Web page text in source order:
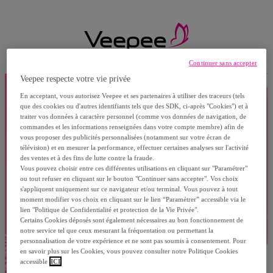
Veepee respecte votre vie privée
En acceptant, vous autorisez Veepee et ses partenaires à utiliser des traceurs (tels
que des cookies ou d'autres identifiants tels que des SDK, ci-après "Cookies") et à
traiter vos données à caractère personnel (comme vos données de navigation, de
commandes et les informations renseignées dans votre compte membre) afin de
vous proposer des publicités personnalisées (notamment sur votre écran de
télévision) et en mesurer la performance, effectuer certaines analyses sur l'activité
des ventes et à des fins de lutte contre la fraude.
Vous pouvez choisir entre ces différentes utilisations en cliquant sur "Paramétrer"
ou tout refuser en cliquant sur le bouton "Continuer sans accepter". Vos choix
s'appliquent uniquement sur ce navigateur et/ou terminal. Vous pouvez à tout
moment modifier vos choix en cliquant sur le lien “Paramétrer” accessible via le
lien "Politique de Confidentialité et protection de la Vie Privée".
Certains Cookies déposés sont également nécessaires au bon fonctionnement de
notre service tel que ceux mesurant la fréquentation ou permettant la
personnalisation de votre expérience et ne sont pas soumis à consentement. Pour
en savoir plus sur les Cookies, vous pouvez consulter notre Politique Cookies
accessible ICI
Continuer sans accepter